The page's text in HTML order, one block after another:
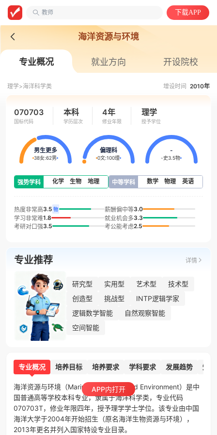
教师
中国语言文学类
下载APP
海洋资源与环境
专业概况 就业方向 开设院校
理学>海洋科学类 增设时间 2010年
070703
国标代码
本科
学历层次
4年
修业年限
理学
授予学位
男生更多
38女:62男
偏理科
0文:100理
-
-史3.5物
强势学科 化学 生物 地理 中等学科 数学 物理 英语
热度非常高3.5 物 薪酬偏中等3.0
学习非常难1.8 就业机会多3.3
考研对口强3.5 考公能考虑2.5
专业推荐 详情
研究型 实用型 艺术型
技术型
创造型
挑战型
INTP逻辑学家
逻辑数学智能
自然观察智能
空间智能
专业概况 培养目标 培养要求 学科要求 发展趋势 知
海洋资源与环境（Marine Resources and Environment）是中
国普通高等学校本科专业，隶属于海洋科学类，专业代码
070703T，修业年限四年，授予理学学士学位。该专业由中国
海洋大学于2004年开始招生（原名海洋生物资源与环境），
2013年更名并列入国家特设专业目录。
APP内打开